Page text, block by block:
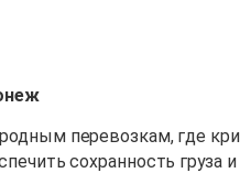
перевозкам, где
сохранность